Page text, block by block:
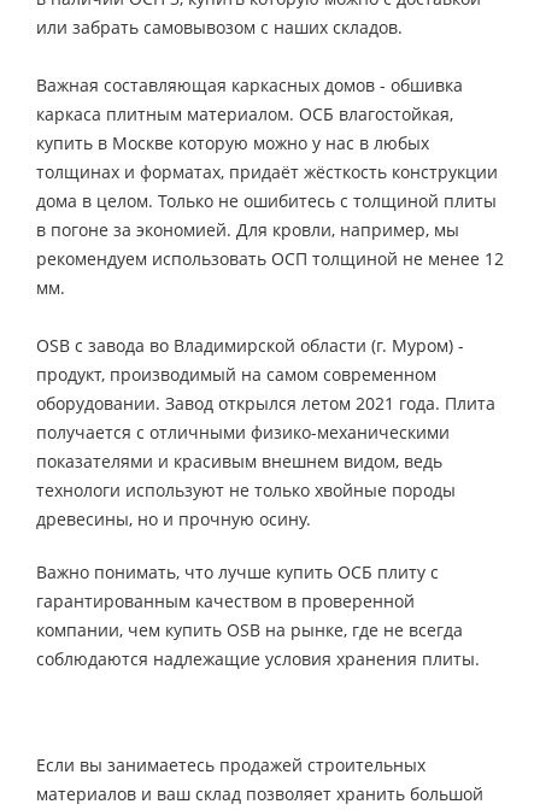
или забрать самовывозом с наших складов.
Важная составляющая каркасных домов - обшивка
каркаса плитным материалом. ОСБ влагостойкая,
купить в Москве которую можно у нас в любых
толщинах и форматах, придаёт жёсткость конструкции
дома в целом. Только не ошибитесь с толщиной плиты
в погоне за экономией. Для кровли, например, мы
рекомендуем использовать ОСП толщиной не менее 12
мм.
OSB с завода во Владимирской области (г. Муром) -
продукт, производимый на самом современном
оборудовании. Завод открылся летом 2021 года. Плита
получается с отличными физико-механическими
показателями и красивым внешнем видом, ведь
технологи используют не только хвойные породы
древесины, но и прочную осину.
Важно понимать, что лучше купить ОСБ плиту с
гарантированным качеством в проверенной
компании, чем купить OSB на рынке, где не всегда
соблюдаются надлежащие условия хранения плиты.
Если вы занимаетесь продажей строительных
материалов и ваш склад позволяет хранить большой